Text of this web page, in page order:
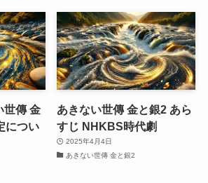
世傳 金
につい
あきない世傳 金と銀2 あら
すじ NHKBS時代劇
2025年4月4日
あきない世傳 金と銀2